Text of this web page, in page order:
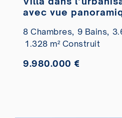
avec vue
8 Chambres, 9 Bains,
1.328 m² Construit
9.980.000 €